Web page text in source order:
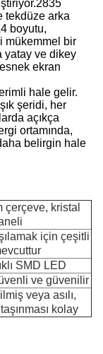
tekdüze arka
boyutu,
mükemmel bir
yatay ve dikey
ekran
hale gelir.
şeridi, her
açıkça
ortamında,
belirgin hale
çerçeve, kristal
için çeşitli
SMD LED
ve güvenilir
veya asılı,
kolay